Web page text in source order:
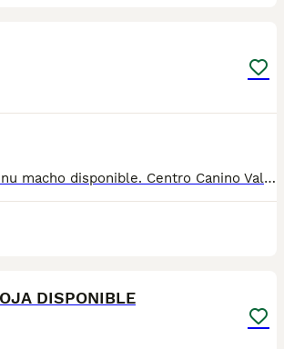
Increíble macho de Shiba Inu macho disponible. Centro Canino Vallbonica es mucho más que un centro de cría , es una familia comprometida con el bienestar animal y la cria responsable, por ello todos nuestros bebés nacen y se crían en nuestras instalaciones , asegurando así un correcto desarrollo y una magnífica socialización, consiguiendo en cada ejemplar un carácter juguetón y extrovertido algo primordial para su adaptación como un miembro más en tu familia . Se entregan con el carnet de vacunas con el plan correspondiente a su edad , desparasitados y microchip implantado y activado en registro de Anicom. Facilitamos junto al cachorro contrato de compra con garantías víricas de 15 días y congénitas de 1 año . Contamos con un gran equipo de profesionales entre los que se encuentran educadores, auxiliares y Veterinarios ofreciendo los controles sanitarios necesarios así como continua vigilancia asegurando su bienestar . Hacemos envíos a toda España con empresa de transporte privado, proporcionando un viaje confortable y ofreciendo las atenciones necesarias a nuestros bebés . Si estás interesado en alguno de nuestros ejemplares solicita información sin compromiso al 722269698 . También atendemos vía WhatsApp . PRECIO REAL ( incluye el IVA) . Núcleo zoológico B2501315
DISPONIBLE